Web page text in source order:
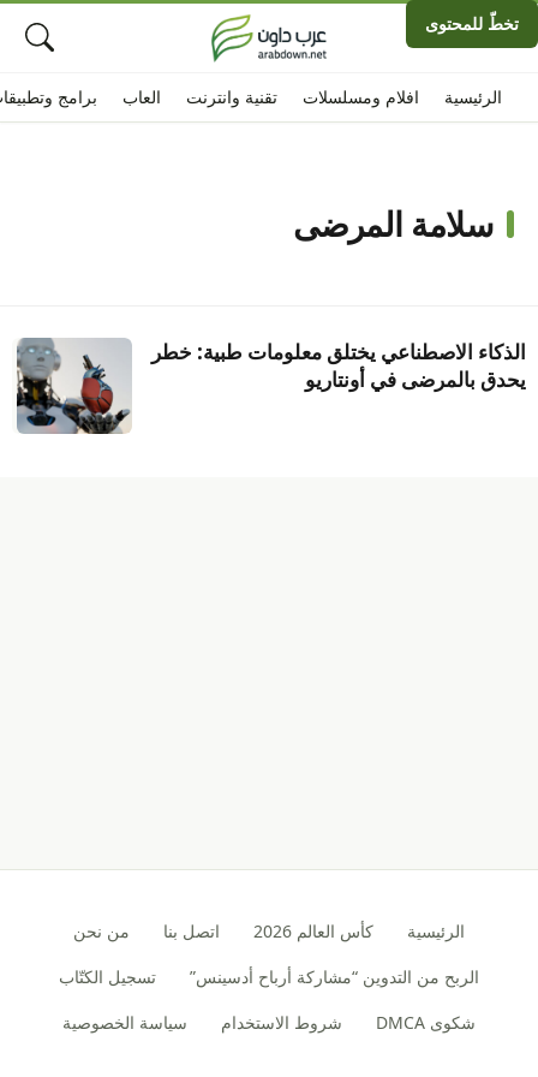
تخطّ للمحتوى
الرئيسية افلام ومسلسلات تقنية وانترنت العاب برامج
سلامة المرضى
الذكاء الاصطناعي يختلق معلومات طبية: خطر
يحدق بالمرضى في أونتاريو
الرئيسية كأس العالم 2026 اتصل بنا
من نحن
الربح من التدوين “مشاركة أرباح أدسينس”
تسجيل الكتّاب
شكوى DMCA
شروط الاستخدام سياسة الخصوصية